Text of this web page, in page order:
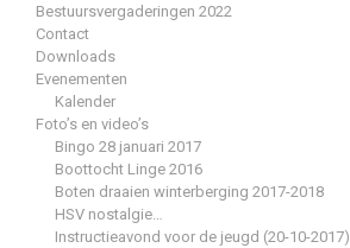
Bestuursvergaderingen 2022
Contact
Downloads
Evenementen
Kalender
Foto’s en video’s
Bingo 28 januari 2017
Boottocht Linge 2016
Boten draaien winterberging 2017-2018
HSV nostalgie…
Instructieavond voor de jeugd (20-10-2017)